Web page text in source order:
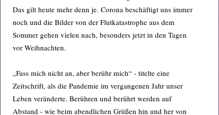
Das gilt heute mehr denn je. Corona beschäftigt uns immer
noch und die Bilder von der Flutkatastrophe aus dem
Sommer gehen vielen nach, besonders jetzt in den Tagen
vor Weihnachten.
„Fass mich nicht an, aber berühr mich“ - titelte eine
Zeitschrift, als die Pandemie im vergangenen Jahr unser
Leben veränderte. Berühren und berührt werden auf
Abstand - wie beim abendlichen Grüßen hin und her von